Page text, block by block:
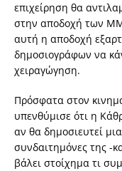
επιχείρηση θα
στην αποδοχή των
αυτή η αποδοχή
δημοσιογράφων να
χειραγώγηση.
Πρόσφατα στον
υπενθύμισε ότι η
αν θα δημοσιευτεί
συνδαιτημόνες της -
βάλει στοίχημα τι